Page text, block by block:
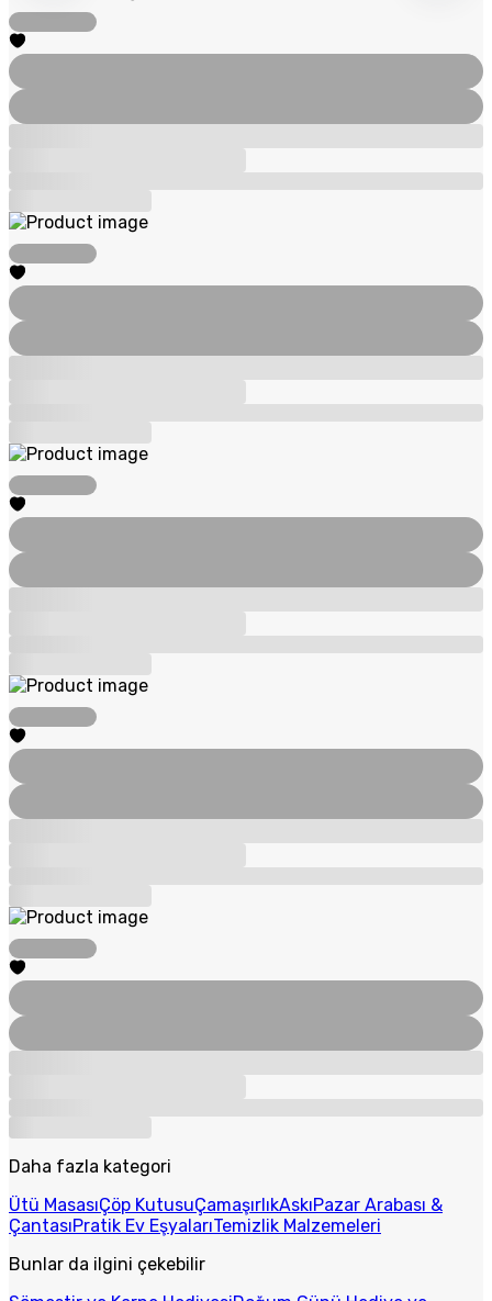
Daha fazla kategori
Ütü MasasıÇöp KutusuÇamaşırlıkAskıPazar Arabası &
ÇantasıPratik Ev EşyalarıTemizlik Malzemeleri
Bunlar da ilgini çekebilir